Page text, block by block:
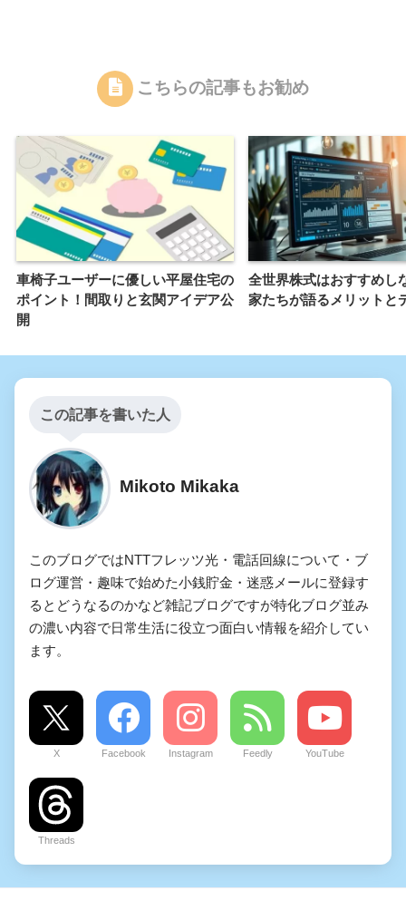
こちらの記事もお勧め
車椅子ユーザーに優しい平屋住宅の
ポイント！間取りと玄関アイデア公
開
全世界株式はおすすめし
家たちが語るメリットと
この記事を書いた人
Mikoto Mikaka
このブログではNTTフレッツ光・電話回線について・ブ
ログ運営・趣味で始めた小銭貯金・迷惑メールに登録す
るとどうなるのかなど雑記ブログですが特化ブログ並み
の濃い内容で日常生活に役立つ面白い情報を紹介してい
ます。
X Facebook Instagram Feedly YouTube
Threads